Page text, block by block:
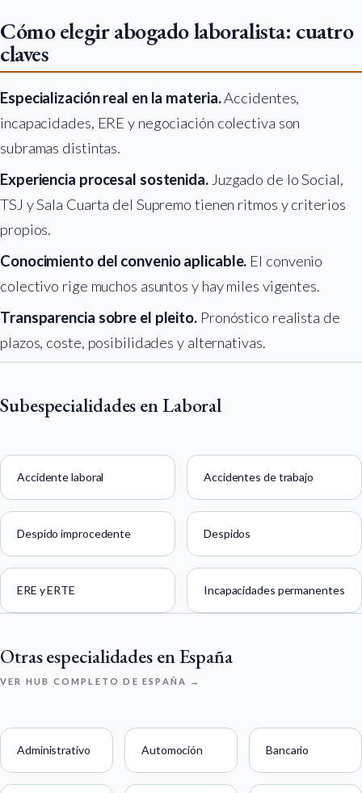
Cómo elegir abogado laboralista: cuatro
claves
Especialización real en la materia.Accidentes,
incapacidades, ERE y negociación colectiva son
subramas distintas.
Experiencia procesal sostenida.Juzgado de lo Social,
TSJ y Sala Cuarta del Supremo tienen ritmos y criterios
propios.
Conocimiento del convenio aplicable. El convenio
colectivo rige muchos asuntos y hay miles vigentes.
Transparencia sobre el pleito. Pronóstico realista de
plazos, coste, posibilidades y alternativas.
Subespecialidades en Laboral
Accidente laboral Accidentes de trabajo
Despido improcedente Despidos
ERE y ERTE Incapacidades permanentes
Otras especialidades en España
VER HUB COMPLETO DE ESPAÑA →
Administrativo Automoción Bancario